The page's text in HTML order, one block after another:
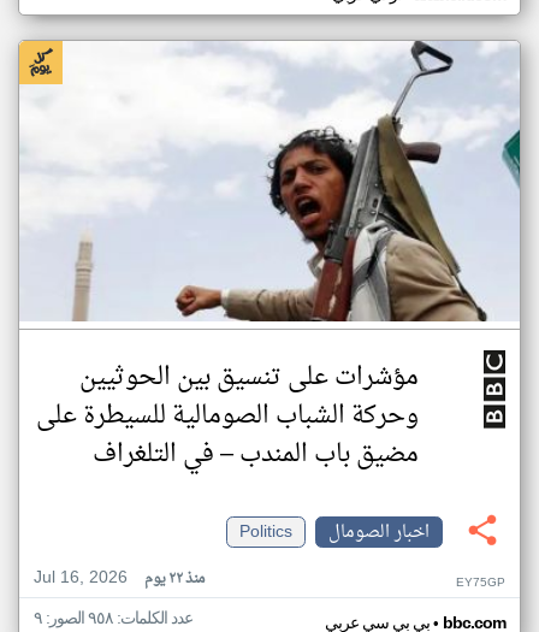
مؤشرات على تنسيق بين الحوثيين
وحركة الشباب الصومالية للسيطرة على
مضيق باب المندب – في التلغراف
اخبار الصومال
Politics
Jul 16, 2026
منذ ٢٢ يوم EY75GP
بي بي سي عربي• bbc.com عدد الكلمات: ٩٥٨ الصور: ٩